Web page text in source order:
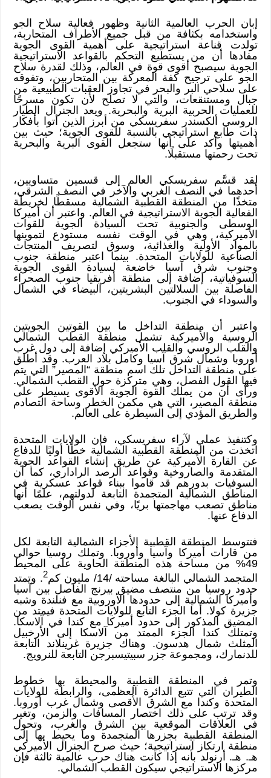
إبان الحرب العالمية الثانية وظهور فعالية سلاح الجو
واستخدامه بكثافة من قبل جميع الأطراف المتحاربة،
تولدت قناعة استراتيجية على أهمية القوى الجوية
مفادها أن من يستطيع التحكم بالقواعد الاستراتيجية
الجوية سيصبح أقوى قوة في العالم، وذلك لقدرة سلاح
الجو على ترجيح كفة المعركة بين المتحاربين، وتفوقه
على سلاحي البر والبحر في تجاوز العقبات الطبيعية من
جبال ومستنقعات، والتي لا تصلح لأن تكون مسرحًا
للعمليات الحربية البرية والبحرية. ويعد الجنرال الطيار
الروسي ألكسندر سفريسكي من أبرز الذين أتوا بأفكار
ذات طابع استراتيجي بالنسبة للقوى الجوية؛ حيث بين
أهميتها وأكد على أنها ستجعل القوى البرية والبحرية
تحت رحمتها مستقبلًا.
لقد قسَّم سفريسكي العالم إلى قسمين متساويين،
أحدهما في النصف الغربي والآخر في النصف الشرقي،
متخذًا من المنطقة القطبية الشمالية مسقطًا لخريطة
الفعالية الجوية الاستراتيجية في العالم. واعتبر أن أميركا
الوسطى والجنوبية تحت السيادة الجوية للقوات
الأميركية، وهي في الوقت نفسه مستودع لتموينها
بالمواد الأولية والغذائية، وسوق لتصريف المنتجات
الصناعية للولايات المتحدة. بينما اعتبر منطقة جنوب
وجنوب شرق آسيا خاضعة لسيادة القوى الجوية
السوفياتية، إضافة إلى منطقة أفريقيا جنوب الصحراء
الفاصلة بين السلالتين البشريتين، البيضاء في الشمال
والسوداء في الجنوب.
واعتبر أن منطقة التداخل ما بين القوتين الجويتين
الروسية والأميركية تشمل منطقة القطب الشمالي
والقلب الروسي والقلب الأميركي إضافة إلى دول غرب
أوروبا وشمال شرق آسيا وكامل بلاد العرب. وقد أطلق
على منطقة التداخل تلك اسم منطقة “المصير” التي يتم
فيها القول الفصل، وهي متركزة حول القطب الشمالي.
ورأى أن من يملك القوة الجوية الأقوى يسيطر على
منطقة المصير، التي هي مكمن الخطر وساحة التصادم
والطريق المؤدي إلى السيطرة على العالم.
وكتنفيذ عملي لآراء سفريسكي، فإن الولايات المتحدة
اتخذت من المنطقة القطبية الشمالية خطًا أوليًا للدفاع
عن القارة الأميركية عن طريق إنشاء القواعد الجوية
المتقدمة والصاروخية وقواعد الرصد الراداري، كما أن
السوفيات بدورهم قد قاموا ببناء قواعد عسكرية في
المناطق الشمالية المتجمدة التابعة لدولتهم، علمًا أنها
مناطق تصعب مهاجمتها بريًا، وفي نفس الوقت يصعب
الدفاع عنها.
فتتوسط المنطقة القطبية الأجزاء الشمالية التابعة لكل
من قارات أميركا وآسيا وأوروبا. وتملك روسيا حوالي
49% من مساحة هذه المنطقة الحاوية على المحيط
المتجمد الشمالي البالغة مساحته /14/ مليون كم
2. وتمتد
حدود روسيا من منتصف مضيق بيرنج الفاصل بين آسيا
وأميركا الشمالية إلى حدودها الأوروبية مع فنلندة وشبه
جزيرة كولا. أما الجزء التابع للولايات المتحدة فيمتد من
المضيق المذكور إلى حدود أميركا مع كندا في آلاسكا.
وتمتلك كندا الجزء الممتد من آلاسكا إلى الأرخبيل
المثلث شمال هدسون. وهناك جزيرة غرينلاند التابعة
للدنمارك، ومجموعة جزر سبيتيسبرجن التابعة للنرويج.
وتمر في المنطقة القطبية والمحيطة بها خطوط
الطيران التي تتبع الدائرة العظمى، والرابطة للولايات
المتحدة وكندا مع الشرق الأقصى وشمال غرب أوروبا.
وقد ترتب على ذلك اختصار المسافات والزمن، وتغير
في العلاقات الموقعية بين الشرق والغرب، وتحول
المنطقة القطبية بجزرها المتجمدة وما يحيط بها إلى
منطقة ارتكاز استراتيجية؛ حيث صرح الجنرال الأميركي
هـ. هـ. أرنولد بأنه إذا كانت هناك حرب عالمية ثالثة فإن
مركزها الاستراتيجي سيكون القطب الشمالي.